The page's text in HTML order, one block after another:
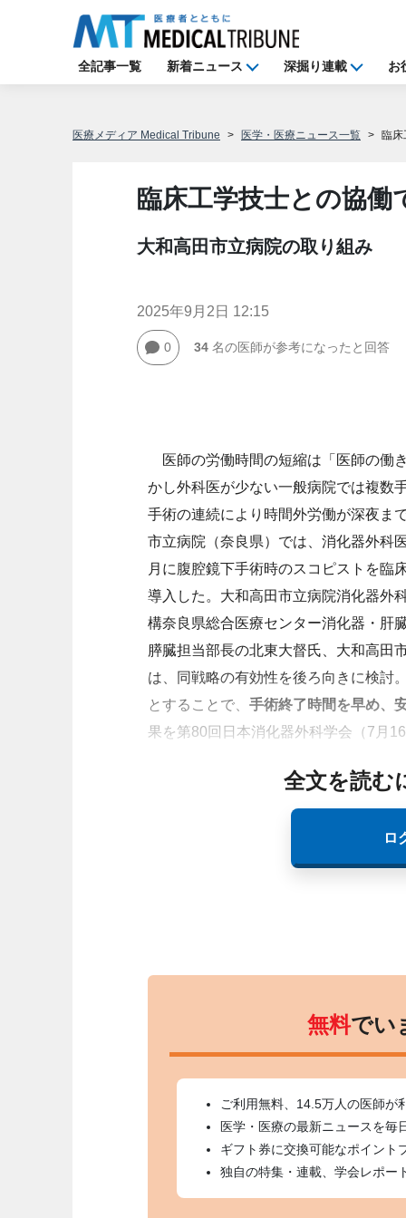
全記事一覧 新着ニュース 深掘り連載 お
医療メディア Medical Tribune 医学・医療ニュース一覧 臨
臨床工学技士との協働
大和高田市立病院の取り組み
2025年9月2日 12:15
0 34名の医師が参考になったと回答
医師の労働時間の短縮は「医師の働
かし外科医が少ない一般病院では複数
手術の連続により時間外労働が深夜ま
市立病院（奈良県）では、消化器外科
月に腹腔鏡下手術時のスコピストを臨
導入した。大和高田市立病院消化器外
構奈良県総合医療センター消化器・肝
膵臓担当部長の北東大督氏、大和高田
は、同戦略の有効性を後ろ向きに検討
とすることで、 手術終了時間を早め、
果を第80回日本消化器外科学会（7月
全文を読む
ロ
無料でい
ご利用無料、14.5万人の医師が
医学・医療の最新ニュースを毎
ギフト券に交換可能なポイント
独自の特集・連載、学会レポー